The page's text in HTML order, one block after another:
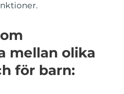
mellan olika
för barn: